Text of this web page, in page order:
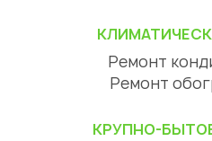
Ремонт
Ремонт
КРУПНО-